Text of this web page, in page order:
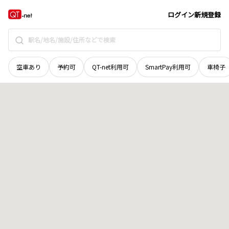
ログイン新規登録
空車あり 予約可 QT-net利用可 SmartPay利用可 車椅子
北海道